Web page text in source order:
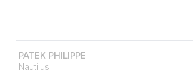
PATEK PHILIPPE
Nautilus